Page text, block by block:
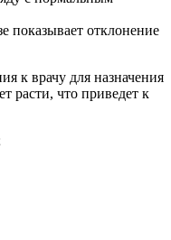
показывает отклонение
к врачу для назначения
расти, что приведет к